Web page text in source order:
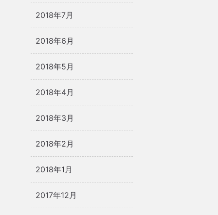
2018年7月
2018年6月
2018年5月
2018年4月
2018年3月
2018年2月
2018年1月
2017年12月